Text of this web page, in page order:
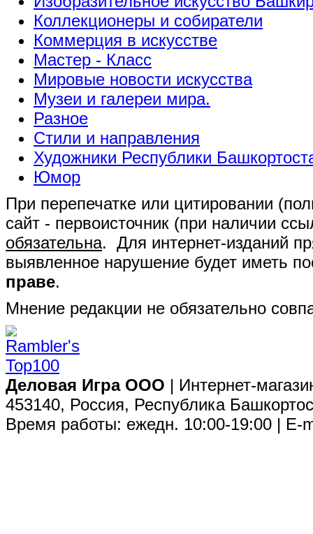
Коллекционеры и собиратели
Коммерция в искусстве
Мастер - Класс
Мировые новости искусства
Музеи и галереи мира.
Разное
Стили и направления
Художники Республики
Юмор
При перепечатке или цитировании
сайт - первоисточник (при наличии
обязательна. Для интернет-изданий
выявленное нарушение будет иметь
праве.
Мнение редакции не обязательно
Деловая Игра ООО | Интернет-
453140, Россия, Республика
Время работы: ежедн. 10:00-19:00 | E-